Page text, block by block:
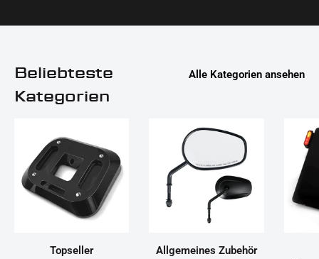
Beliebteste
Kategorien
Alle Kategorien ansehen
Topseller
Allgemeines Zubehör